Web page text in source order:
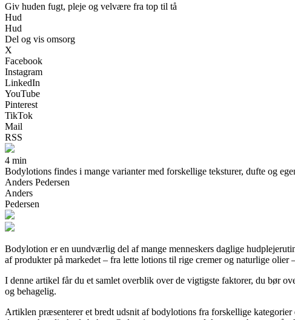
Giv huden fugt, pleje og velvære fra top til tå
Hud
Hud
Del og vis omsorg
X
Facebook
Instagram
LinkedIn
YouTube
Pinterest
TikTok
Mail
RSS
4 min
Bodylotions findes i mange varianter med forskellige teksturer, dufte og
Anders Pedersen
Anders
Pedersen
Bodylotion er en uundværlig del af mange menneskers daglige
af produkter på markedet – fra lette lotions til rige cremer og naturlige
I denne artikel får du et samlet overblik over de vigtigste faktorer, du bør
og behagelig.
Artiklen præsenterer et bredt udsnit af bodylotions fra forskellige